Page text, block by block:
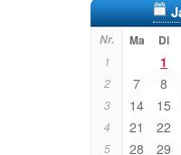
Nr. Ma Di
1 1
2 7 8
3 14 15
4 21 22
5 28 29